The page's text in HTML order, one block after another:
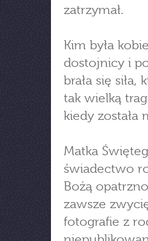
zatrzymał.
Kim była
dostojnicy i
brała się
tak wielką
kiedy została
Matka
świadectwo
Bożą
zawsze
fotografie z